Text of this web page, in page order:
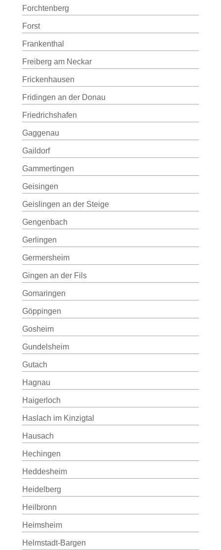
Forchtenberg
Forst
Frankenthal
Freiberg am Neckar
Frickenhausen
Fridingen an der Donau
Friedrichshafen
Gaggenau
Gaildorf
Gammertingen
Geisingen
Geislingen an der Steige
Gengenbach
Gerlingen
Germersheim
Gingen an der Fils
Gomaringen
Göppingen
Gosheim
Gundelsheim
Gutach
Hagnau
Haigerloch
Haslach im Kinzigtal
Hausach
Hechingen
Heddesheim
Heidelberg
Heilbronn
Heimsheim
Helmstadt-Bargen